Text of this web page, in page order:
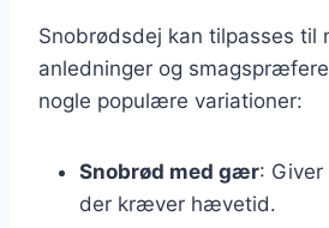
Snobrødsdej kan tilpasses til
anledninger og
nogle populære variationer:
Snobrød med gær:
der kræver hævetid.